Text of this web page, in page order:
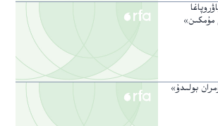
مۇمكىن»
بولىدۇ»